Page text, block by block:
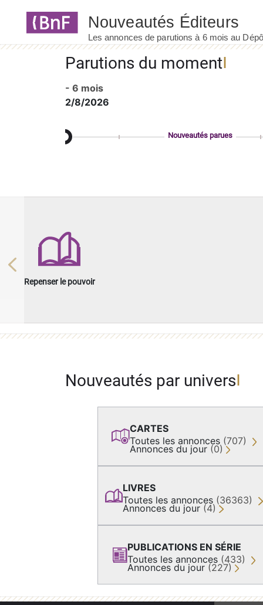
Parutions du moment
- 6 mois
2/8/2026
Nouveautés parues
Repenser le pouvoir
Previous
Nouveautés par univers
CARTES
Toutes les annonces (707)
Annonces du jour (0)
LIVRES
Toutes les annonces (36363)
Annonces du jour (4)
PUBLICATIONS EN SÉRIE
Toutes les annonces (433)
Annonces du jour (227)